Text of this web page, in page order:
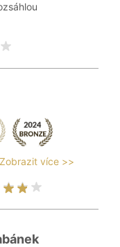
Zobrazit více >>